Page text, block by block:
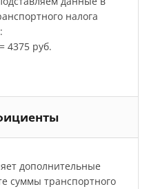
налога
4375 руб.
дополнительные
суммы транспортного